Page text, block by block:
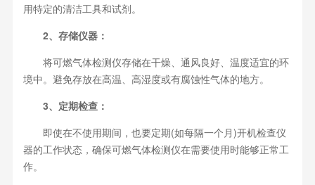
用特定的清洁工具和试剂。
2、存储仪器：
将可燃气体检测仪存储在干燥、通风良好、温度适宜的环
境中。避免存放在高温、高湿度或有腐蚀性气体的地方。
3、定期检查：
即使在不使用期间，也要定期(如每隔一个月)开机检查仪
器的工作状态，确保可燃气体检测仪在需要使用时能够正常工
作。